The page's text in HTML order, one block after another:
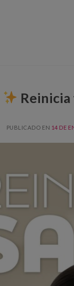
PUBLICADO EN 14 DE